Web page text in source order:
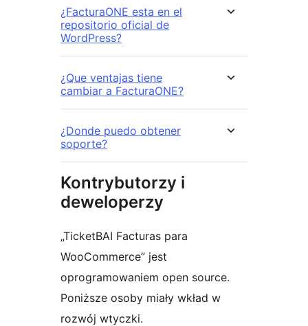
¿FacturaONE esta en el
repositorio oficial de
WordPress?
¿Que ventajas tiene
cambiar a FacturaONE?
¿Donde puedo obtener
soporte?
Kontrybutorzy i
deweloperzy
„TicketBAI Facturas para
WooCommerce” jest
oprogramowaniem open source.
Poniższe osoby miały wkład w
rozwój wtyczki.